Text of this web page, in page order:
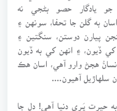
جو يادگار حصو بڻجي نه
به گلن جا تحفا، سونهن ۽
پيارن دوستن، سنگتين ۽
ڏيون، ۽ انهن کي به ڏيون
هجڻ وارو آهي، اسان هڪ
سلهاڙيل آهيون....
حيرت ڀَـرِي دنيا آهي! دل جا